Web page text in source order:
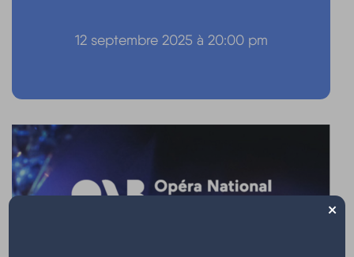
12 septembre 2025 à 20:00 pm
×